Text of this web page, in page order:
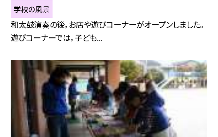
学校の風景
和太鼓演奏の後，お店や遊びコーナーがオープンしました。
遊びコーナーでは，子ども...